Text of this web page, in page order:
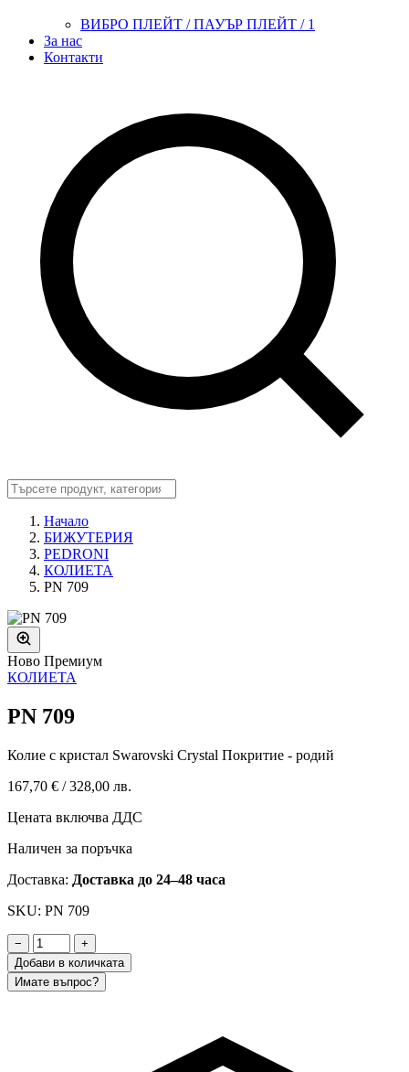
ВИБРО ПЛЕЙТ / ПАУЪР ПЛЕЙТ / 1
За нас
Контакти
Начало
БИЖУТЕРИЯ
PEDRONI
КОЛИЕТА
PN 709
Ново Премиум
КОЛИЕТА
PN 709
Колие с кристал Swarovski Crystal Покритие - родий
167,70 € / 328,00 лв.
Цената включва ДДС
Наличен за поръчка
Доставка: Доставка до 24–48 часа
SKU: PN 709
−
+
Добави в количката
Имате въпрос?